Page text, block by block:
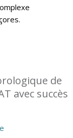
de
avec succès